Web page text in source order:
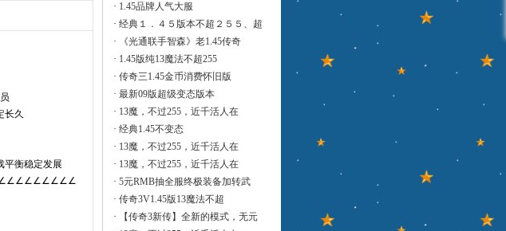
久
衡稳定发展
· 1.45品牌人气大服
· 经典１．４５版本不超２５５、超
·
《光通联手智森》老1.45传奇
· 1.45版纯13魔法不超255
· 传奇三1.45金币消费怀旧版
· 最新09版超级变态版本
· 13魔，不过255，近千活人在
· 经典1.45不变态
· 13魔，不过255，近千活人在
· 13魔，不过255，近千活人在
· 5元RMB抽全服终极装备加转武
· 传奇3V1.45版13魔法不超
·
【传奇3新传】全新的模式，无元